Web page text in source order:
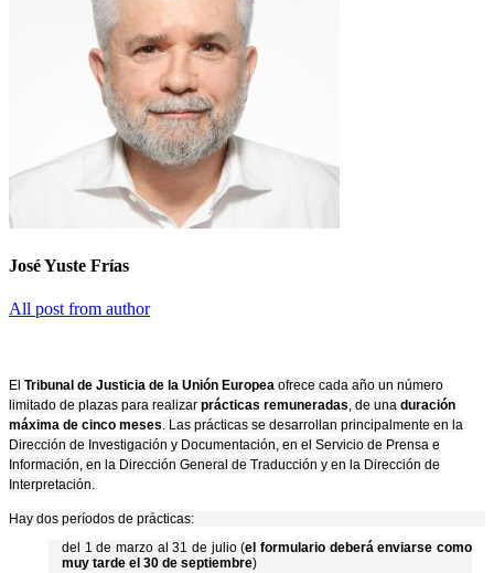
José Yuste Frías
All post from author
El Tribunal de Justicia de la Unión Europea ofrece cada año un número
limitado de plazas para realizar prácticas remuneradas, de una duración
máxima de cinco meses. Las prácticas se desarrollan principalmente en la
Dirección de Investigación y Documentación, en el Servicio de Prensa e
Información, en la Dirección General de Traducción y en la Dirección de
Interpretación.
Hay dos períodos de prácticas:
del 1 de marzo al 31 de julio (el formulario deberá enviarse como
muy tarde el 30 de septiembre)